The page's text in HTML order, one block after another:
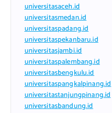
universitasaceh.id
universitasmedan.id
universitaspadang.id
universitaspekanbaru.id
universitasjambi.id
universitaspalembang.id
universitasbengkulu.id
universitaspangkalpinang.id
universitastanjungpinang.id
universitasbandung.id